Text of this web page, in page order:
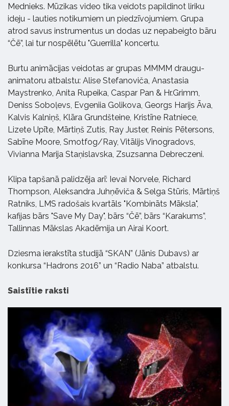
Mednieks. Mūzikas video tika veidots papildinot liriku
ideju - lauties notikumiem un piedzīvojumiem. Grupa
atrod savus instrumentus un dodas uz nepabeigto bāru
“Čē”, lai tur nospēlētu "Guerrilla" koncertu.
Burtu animācijas veidotas ar grupas MMMM draugu-
animatoru atbalstu: Alise Stefanoviča, Anastasia
Maystrenko, Anita Rupeika, Caspar Pan & Hr.Grimm,
Deniss Soboļevs, Evgeniia Golikova, Georgs Harijs Āva,
Kalvis Kalniņš, Klāra Grundšteine, Kristīne Ratniece,
Lizete Upīte, Mārtiņš Zutis, Ray Juster, Reinis Pētersons,
Sabīne Moore, Smotfog/Ray, Vitālijs Vinogradovs,
Vivianna Marija Staņislavska, Zsuzsanna Debreczeni.
Klipa tapšanā palidzēja arī: Ievai Norvele, Richard
Thompson, Aleksandra Juhņēviča & Selga Stūris, Mārtiņš
Ratniks, LMS radošais kvartāls "Kombināts Māksla",
kafijas bārs "Save My Day", bārs “Čē”, bārs “Karakums”,
Tallinnas Mākslas Akadēmija un Airai Koort.
Dziesma ierakstīta studijā “SKAN” (Jānis Dubavs) ar
konkursa “Hadrons 2016” un “Radio Naba” atbalstu.
Saistītie raksti